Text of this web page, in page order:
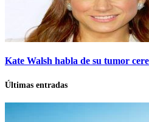
Kate Walsh habla de su tumor
Últimas entradas